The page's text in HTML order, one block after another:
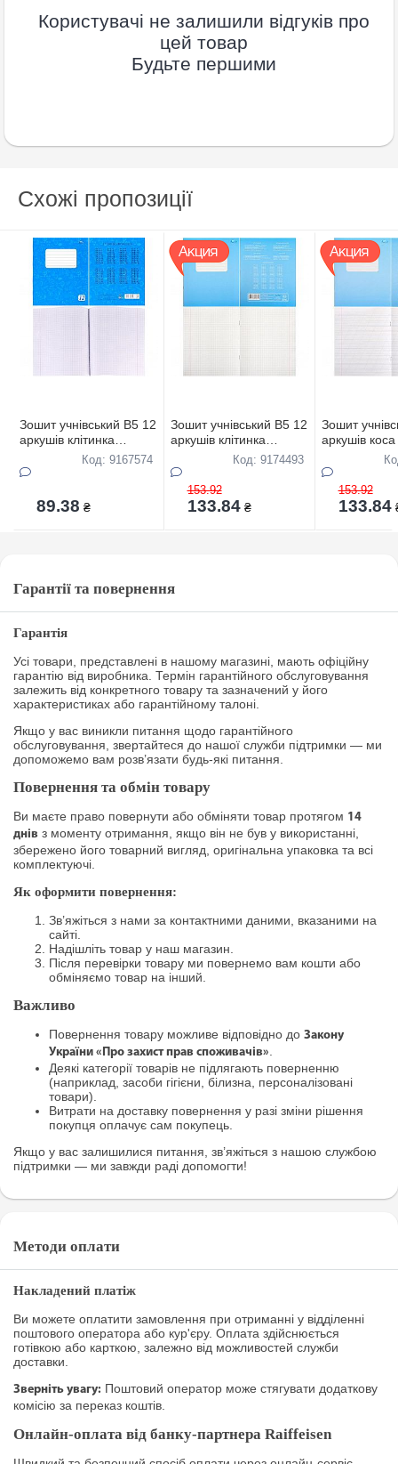
Користувачі не залишили відгуків про
цей товар
Будьте першими
Схожі пропозиції
Зошит учнівський В5 12
аркушів клітинка
"ДЕЛЬТА"(БIЛИЗНА
ЛИСТА-100%) 20 штук
Код: 9167574
89.38 ₴
Зошит учнівський В5 12
аркушів клітинка
"КВIТКА"(БIЛИЗНА
ЛИСТА-85%) 40 штук в
упаковці ТОР-ЦIНА
Код: 9174493
153.92
133.84 ₴
Зошит
аркушів коса
доп,лiнiей
(БIЛИЗНА
40 штук в
ТОР-ЦIНА
153.92
133.84
Гарантії та повернення
Гарантія
Усі товари, представлені в нашому магазині, мають офіційну
гарантію від виробника. Термін гарантійного обслуговування
залежить від конкретного товару та зазначений у його
характеристиках або гарантійному талоні.
Якщо у вас виникли питання щодо гарантійного
обслуговування, звертайтеся до нашої служби підтримки — ми
допоможемо вам розв’язати будь-які питання.
Повернення та обмін товару
Ви маєте право повернути або обміняти товар протягом 14
днів з моменту отримання, якщо він не був у використанні,
збережено його товарний вигляд, оригінальна упаковка та всі
комплектуючі.
Як оформити повернення:
Зв’яжіться з нами за контактними даними, вказаними на
сайті.
Надішліть товар у наш магазин.
Після перевірки товару ми повернемо вам кошти або
обміняємо товар на інший.
Важливо
Повернення товару можливе відповідно до Закону
України «Про захист прав споживачів».
Деякі категорії товарів не підлягають поверненню
(наприклад, засоби гігієни, білизна, персоналізовані
товари).
Витрати на доставку повернення у разі зміни рішення
покупця оплачує сам покупець.
Якщо у вас залишилися питання, зв’яжіться з нашою службою
підтримки — ми завжди раді допомогти!
Методи оплати
Накладений платіж
Ви можете оплатити замовлення при отриманні у відділенні
поштового оператора або кур'єру. Оплата здійснюється
готівкою або карткою, залежно від можливостей служби
доставки.
Зверніть увагу: Поштовий оператор може стягувати додаткову
комісію за переказ коштів.
Онлайн-оплата від банку-партнера Raiffeisen